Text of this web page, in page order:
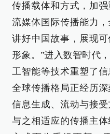
传播载体和方式，加
流媒体国际传播能力
讲好中国故事，展现
形象。”进入数智时代
工智能等技术重塑了
全球传播格局正经历
信息生成、流动与接
与之相适应的传播主